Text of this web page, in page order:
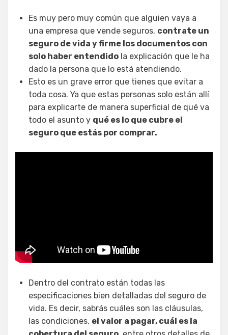
Es muy pero muy común que alguien vaya a
una empresa que vende seguros, contrate un
seguro de vida y firme los documentos con
solo haber entendido la explicación que le ha
dado la persona que lo está atendiendo.
Esto es un grave error que tienes que evitar a
toda cosa. Ya que estas personas solo están allí
para explicarte de manera superficial de qué va
todo el asunto y qué es lo que cubre el
seguro que estás por comprar.
Dentro del contrato están todas las
especificaciones bien detalladas del seguro de
vida. Es decir, sabrás cuáles son las cláusulas,
las condiciones, el valor a pagar, cuál es la